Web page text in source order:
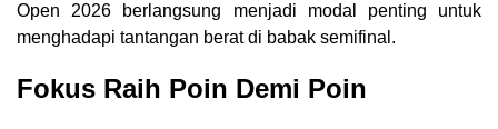
Open 2026 berlangsung menjadi modal penting untuk
menghadapi tantangan berat di babak semifinal.
Fokus Raih Poin Demi Poin